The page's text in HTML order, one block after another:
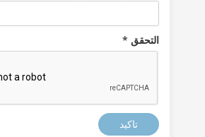
التحقق *
تاكيد